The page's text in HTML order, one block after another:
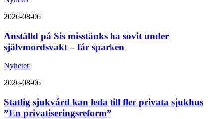
2026-08-06
Anställd på Sis misstänks ha sovit under
självmordsvakt – får sparken
Nyheter
2026-08-06
Statlig sjukvård kan leda till fler privata sjukhus
”En privatiseringsreform”